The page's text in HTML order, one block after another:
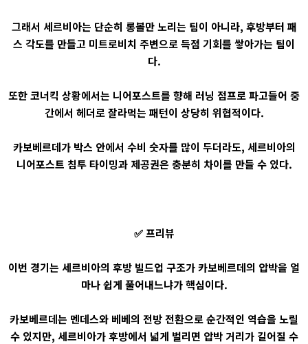
그래서 세르비아는 단순히 롱볼만 노리는 팀이 아니라, 후방부터 패
스 각도를 만들고 미트로비치 주변으로 득점 기회를 쌓아가는 팀이
다.
또한 코너킥 상황에서는 니어포스트를 향해 러닝 점프로 파고들어 중
간에서 헤더로 잘라먹는 패턴이 상당히 위협적이다.
카보베르데가 박스 안에서 수비 숫자를 많이 두더라도, 세르비아의
니어포스트 침투 타이밍과 제공권은 충분히 차이를 만들 수 있다.
✅ 프리뷰
이번 경기는 세르비아의 후방 빌드업 구조가 카보베르데의 압박을 얼
마나 쉽게 풀어내느냐가 핵심이다.
카보베르데는 멘데스와 베베의 전방 전환으로 순간적인 역습을 노릴
수 있지만, 세르비아가 후방에서 넓게 벌리면 압박 거리가 길어질 수